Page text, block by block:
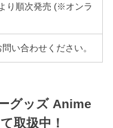
り順次発売 (※オンラ
問い合わせください。
グッズ Anime
取扱中！